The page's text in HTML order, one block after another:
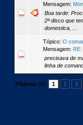
Mensagem:
Boa tarde:
2ª disco que
domestica, ...
Tópico: O
Mensagem:
precisava de
linha de
Páginas (5): 1 2 3